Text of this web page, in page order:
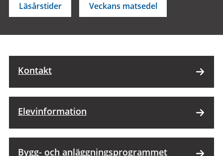
Läsårstider Veckans matsedel
Kontakt
Elevinformation
Bygg- och anläggnings­programmet